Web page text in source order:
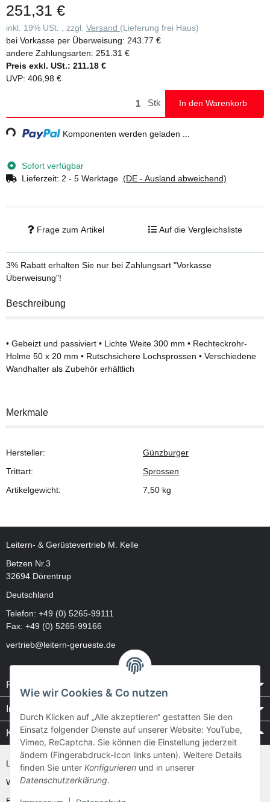
251,31 €
inkl. 19% USt. , zzgl. Versand (Lieferung frei Haus)
bei Vorkasse per Überweisung: 243.77 €
andere Zahlungsarten: 251.31 €
Preis exkl. USt.: 211.18 €
UVP: 406,98 €
Stk In den Warenkorb
Komponenten werden geladen ...
Sofort verfügbar
Lieferzeit: 2 - 5 Werktage (DE - Ausland abweichend)
Frage zum Artikel Auf die Vergleichsliste
3% Rabatt erhalten Sie nur bei Zahlungsart "Vorkasse
Überweisung"!
Beschreibung
• Gebeizt und passiviert • Lichte Weite 300 mm • Rechteckrohr-
Holme 50 x 20 mm • Rutschsichere Lochsprossen • Verschiedene
Wandhalter als Zubehör erhältlich
Merkmale
Hersteller:
Günzburger
Trittart:
Sprossen
Artikelgewicht:
7,50 kg
Leitern- & Gerüstevertrieb M. Kelle
Betzen Nr.3
32694 Dörentrup
Deutschland
Telefon: +49 (0) 5265-99111
Fax: +49 (0) 5265-99166
vertrieb@leitern-gerueste.de
Rechtliches
Informationen
Kataloge / Videos
Layher Videos und Downloads
WAKÜ
Wie wir Cookies & Co nutzen
Durch Klicken auf „Alle akzeptieren“ gestatten Sie den
Einsatz folgender Dienste auf unserer Website: YouTube,
Vimeo, ReCaptcha. Sie können die Einstellung jederzeit
ändern (Fingerabdruck-Icon links unten). Weitere Details
finden Sie unter Konfigurieren und in unserer
Datenschutzerklärung.